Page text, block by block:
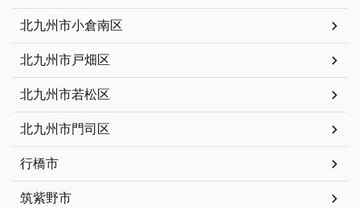
北九州市小倉南区
北九州市戸畑区
北九州市若松区
北九州市門司区
行橋市
筑紫野市